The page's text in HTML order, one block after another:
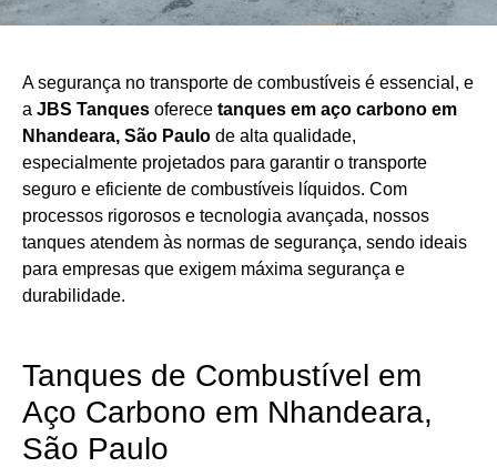
A segurança no transporte de combustíveis é essencial, e
a JBS Tanques oferece tanques em aço carbono em
Nhandeara, São Paulo de alta qualidade,
especialmente projetados para garantir o transporte
seguro e eficiente de combustíveis líquidos. Com
processos rigorosos e tecnologia avançada, nossos
tanques atendem às normas de segurança, sendo ideais
para empresas que exigem máxima segurança e
durabilidade.
Tanques de Combustível em
Aço Carbono em Nhandeara,
São Paulo